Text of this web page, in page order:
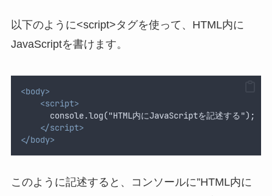
以下のように<script>タグを使って、HTML内に
JavaScriptを書けます。
<body>
<script>
      console.log("HTML内にJavaScriptを記述する");
</script>
</body>
このように記述すると、コンソールに”HTML内に